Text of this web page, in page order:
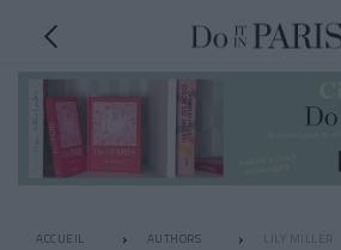
ACCUEIL AUTHORS LILY MILLER